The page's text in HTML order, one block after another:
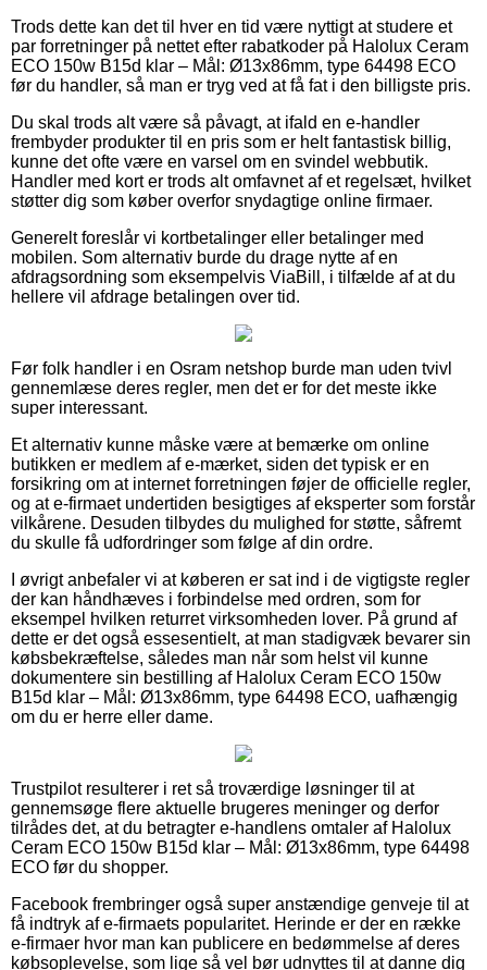
Trods dette kan det til hver en tid være nyttigt at studere et
par forretninger på nettet efter rabatkoder på Halolux Ceram
ECO 150w B15d klar – Mål: Ø13x86mm, type 64498 ECO
før du handler, så man er tryg ved at få fat i den billigste pris.
Du skal trods alt være så påvagt, at ifald en e-handler
frembyder produkter til en pris som er helt fantastisk billig,
kunne det ofte være en varsel om en svindel webbutik.
Handler med kort er trods alt omfavnet af et regelsæt, hvilket
støtter dig som køber overfor snydagtige online firmaer.
Generelt foreslår vi kortbetalinger eller betalinger med
mobilen. Som alternativ burde du drage nytte af en
afdragsordning som eksempelvis ViaBill, i tilfælde af at du
hellere vil afdrage betalingen over tid.
Før folk handler i en Osram netshop burde man uden tvivl
gennemlæse deres regler, men det er for det meste ikke
super interessant.
Et alternativ kunne måske være at bemærke om online
butikken er medlem af e-mærket, siden det typisk er en
forsikring om at internet forretningen føjer de officielle regler,
og at e-firmaet undertiden besigtiges af eksperter som forstår
vilkårene. Desuden tilbydes du mulighed for støtte, såfremt
du skulle få udfordringer som følge af din ordre.
I øvrigt anbefaler vi at køberen er sat ind i de vigtigste regler
der kan håndhæves i forbindelse med ordren, som for
eksempel hvilken returret virksomheden lover. På grund af
dette er det også essesentielt, at man stadigvæk bevarer sin
købsbekræftelse, således man når som helst vil kunne
dokumentere sin bestilling af Halolux Ceram ECO 150w
B15d klar – Mål: Ø13x86mm, type 64498 ECO, uafhængig
om du er herre eller dame.
Trustpilot resulterer i ret så troværdige løsninger til at
gennemsøge flere aktuelle brugeres meninger og derfor
tilrådes det, at du betragter e-handlens omtaler af Halolux
Ceram ECO 150w B15d klar – Mål: Ø13x86mm, type 64498
ECO før du shopper.
Facebook frembringer også super anstændige genveje til at
få indtryk af e-firmaets popularitet. Herinde er der en række
e-firmaer hvor man kan publicere en bedømmelse af deres
købsoplevelse, som lige så vel bør udnyttes til at danne dig